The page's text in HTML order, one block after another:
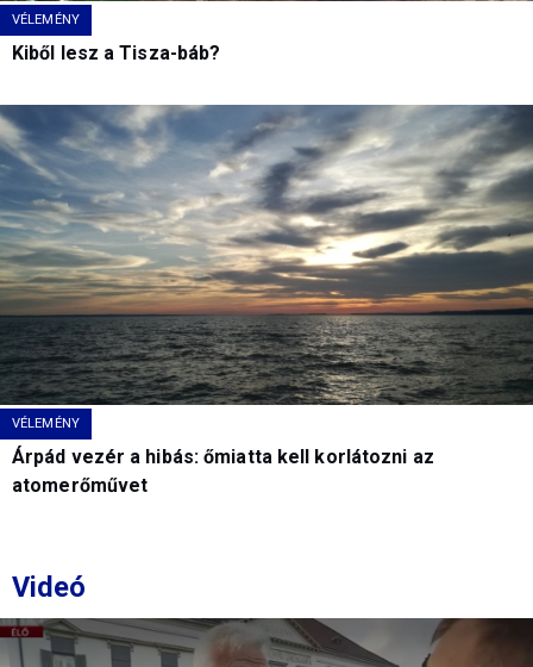
VÉLEMÉNY
Kiből lesz a Tisza-báb?
VÉLEMÉNY
Árpád vezér a hibás: őmiatta kell korlátozni az
atomerőművet
Videó